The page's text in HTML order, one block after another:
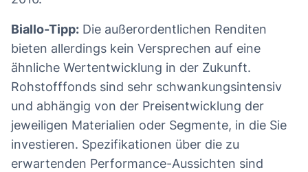
Biallo-Tipp: Die außerordentlichen Renditen
bieten allerdings kein Versprechen auf eine
ähnliche Wertentwicklung in der Zukunft.
Rohstofffonds sind sehr schwankungsintensiv
und abhängig von der Preisentwicklung der
jeweiligen Materialien oder Segmente, in die Sie
investieren. Spezifikationen über die zu
erwartenden Performance-Aussichten sind